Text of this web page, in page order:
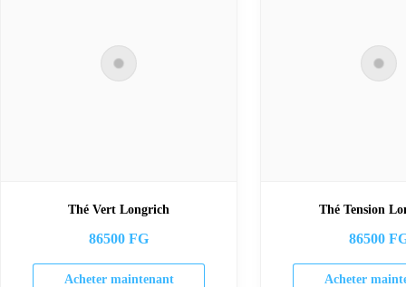
Thé Vert Longrich
86500 FG
Acheter maintenant
Thé Tension
86500
Acheter